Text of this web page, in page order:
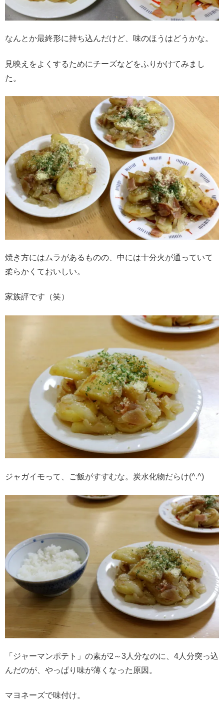
なんとか最終形に持ち込んだけど、味のほうはどうかな。
見映えをよくするためにチーズなどをふりかけてみまし
た。
焼き方にはムラがあるものの、中には十分火が通っていて
柔らかくておいしい。
家族評です（笑）
ジャガイモって、ご飯がすすむな。炭水化物だらけ(^.^)
「ジャーマンポテト」の素が2～3人分なのに、4人分突っ込
んだのが、やっぱり味が薄くなった原因。
マヨネーズで味付け。